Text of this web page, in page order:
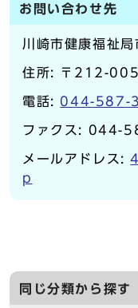
お問い合わせ先
川崎市健康福祉
住所: 〒212-
電話: 044-587-
ファクス: 044-
メールアドレス:
p
同じ分類から探す